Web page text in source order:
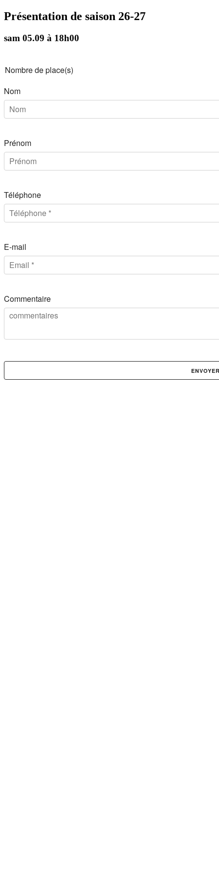
Présentation de saison 26-27
sam 05.09 à 18h00
Nombre de place(s)
Nom
Prénom
Téléphone
E-mail
Commentaire